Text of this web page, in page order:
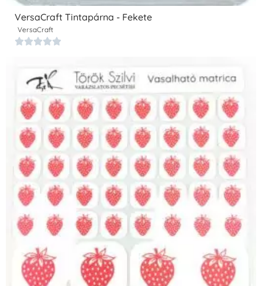
VersaCraft Tintapárna - Fekete
VersaCraft
